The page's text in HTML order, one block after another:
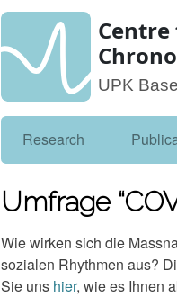
UPK
Research
Umfrage
Wie wirken sich die
sozialen Rhythmen aus?
Sie uns hier, wie es Ihnen